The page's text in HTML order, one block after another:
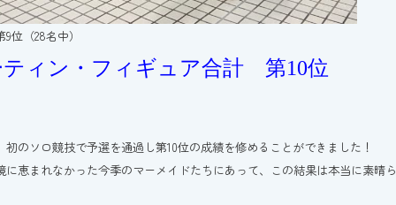
（28名中）
ティン・フィギュア合計 第10位
初のソロ競技で予選を通過し第10位の成績を修めることができました！
に恵まれなかった今季のマーメイドたちにあって、この結果は本当に素晴ら